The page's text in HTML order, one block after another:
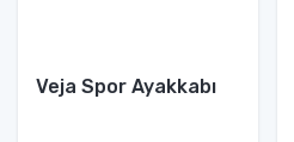
Veja Spor Ayakkabı